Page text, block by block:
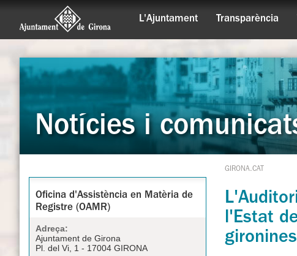
L'Ajuntament Transparència
Notícies i
Oficina d'Assistència en Matèria de
Registre (OAMR)
Adreça:
Ajuntament de Girona
Pl. del Vi, 1 - 17004 GIRONA
GIRONA.CAT
l'Estat